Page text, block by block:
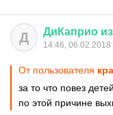
Д ДиКаприо из
14:46, 06.02.2018
От пользователя
за то что повез
по этой причине